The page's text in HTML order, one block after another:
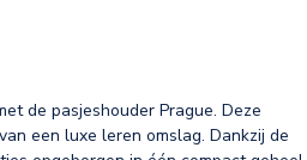
de pasjeshouder Prague. Deze
een luxe leren omslag. Dankzij de